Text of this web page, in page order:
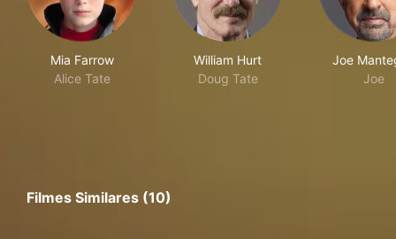
Mia Farrow
Alice Tate
William Hurt
Doug Tate
Joe
Joe
Filmes Similares (10)